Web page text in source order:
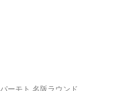
ーモト 名阪ラウンド